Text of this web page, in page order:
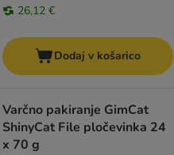
26,12 €
Dodaj v košarico
Varčno pakiranje GimCat
ShinyCat File pločevinka 24
x 70 g